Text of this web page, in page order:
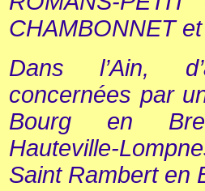
CHAMBONNET
Dans l’Ain,
concernées par
Bourg en
Hauteville-
Saint Rambert en